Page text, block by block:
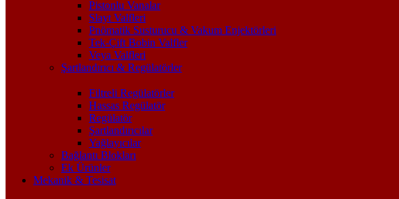
Pistonlu Vanalar
Slayt Valfleri
Pnömatik Susturucu & Vakum Enjektörleri
Tek-Çift Bobin Valfler
Veya Valfleri
Şartlandırıcı & Regülatörler
Filtreli Regülatörler
Hassas Regülatör
Regülatör
Şartlandırıcılar
Yağlayıcılar
Bağlantı Blokları
Ek Ürünler
Mekanik & Tesisat